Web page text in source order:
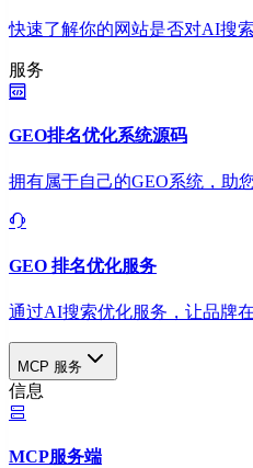
快速了解你的网站是否对AI搜
服务
GEO排名优化系统源码
拥有属于自己的GEO系统，助
GEO 排名优化服务
通过AI搜索优化服务，让品牌
MCP 服务
信息
MCP服务端